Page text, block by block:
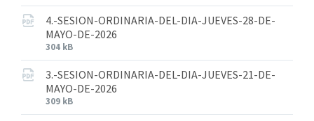
4.-SESION-ORDINARIA-DEL-DIA-JUEVES-28-DE-
MAYO-DE-2026
304 kB
3.-SESION-ORDINARIA-DEL-DIA-JUEVES-21-DE-
MAYO-DE-2026
309 kB